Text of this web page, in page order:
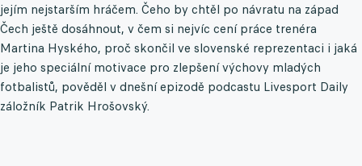
jejím nejstarším hráčem. Čeho by chtěl po návratu na západ
Čech ještě dosáhnout, v čem si nejvíc cení práce trenéra
Martina Hyského, proč skončil ve slovenské reprezentaci i jaká
je jeho speciální motivace pro zlepšení výchovy mladých
fotbalistů, pověděl v dnešní epizodě podcastu Livesport Daily
záložník Patrik Hrošovský.